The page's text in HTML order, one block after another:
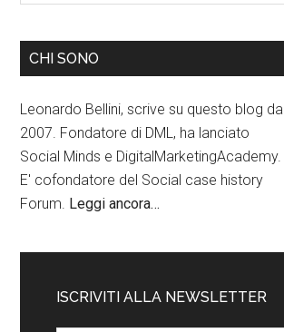
CHI SONO
Leonardo Bellini, scrive su questo blog dal
2007. Fondatore di DML, ha lanciato
Social Minds e DigitalMarketingAcademy.
E' cofondatore del Social case history
Forum. Leggi ancora…
ISCRIVITI ALLA NEWSLETTER